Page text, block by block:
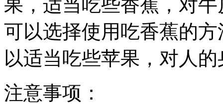
果，适当吃些香蕉，对
可以选择使用吃香蕉的
以适当吃些苹果，对人
注意事项：